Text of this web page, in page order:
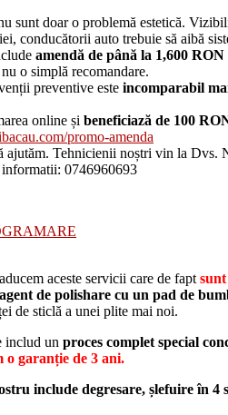
sunt doar o problemă estetică.
conducătorii auto trebuie să aibă
amendă de până la 1,600
o simplă recomandare.
preventive este incomparabil
online și beneficiază de 100
promo-amenda
ajutăm. Tehnicienii noștri vin la Dvs.
0746960693
aceste servicii care de fapt
de polishare cu un pad de
de sticlă a unei plite mai noi.
includ un proces complet special
o garanție de 3 ani.
include degresare, șlefuire în